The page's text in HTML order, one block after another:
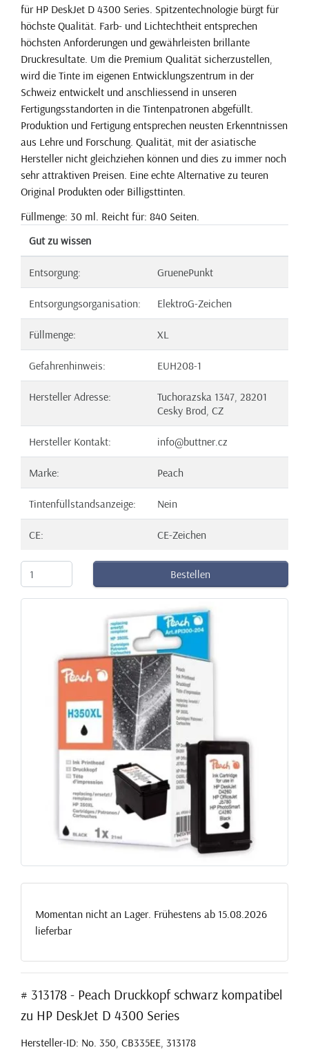
für HP DeskJet D 4300 Series. Spitzentechnologie bürgt für
höchste Qualität. Farb- und Lichtechtheit entsprechen
höchsten Anforderungen und gewährleisten brillante
Druckresultate. Um die Premium Qualität sicherzustellen,
wird die Tinte im eigenen Entwicklungszentrum in der
Schweiz entwickelt und anschliessend in unseren
Fertigungsstandorten in die Tintenpatronen abgefüllt.
Produktion und Fertigung entsprechen neusten Erkenntnissen
aus Lehre und Forschung. Qualität, mit der asiatische
Hersteller nicht gleichziehen können und dies zu immer noch
sehr attraktiven Preisen. Eine echte Alternative zu teuren
Original Produkten oder Billigsttinten.
Füllmenge: 30 ml. Reicht für: 840 Seiten.
Gut zu wissen
Entsorgung: GruenePunkt
Entsorgungsorganisation: ElektroG-Zeichen
Füllmenge: XL
Gefahrenhinweis: EUH208-1
Hersteller Adresse:
Tuchorazska 1347, 28201
Cesky Brod, CZ
Hersteller Kontakt: info@buttner.cz
Marke: Peach
Tintenfüllstandsanzeige: Nein
CE: CE-Zeichen
Bestellen
Momentan nicht an Lager. Frühestens ab 15.08.2026
lieferbar
# 313178 - Peach Druckkopf schwarz kompatibel
zu HP DeskJet D 4300 Series
Hersteller-ID: No. 350, CB335EE, 313178